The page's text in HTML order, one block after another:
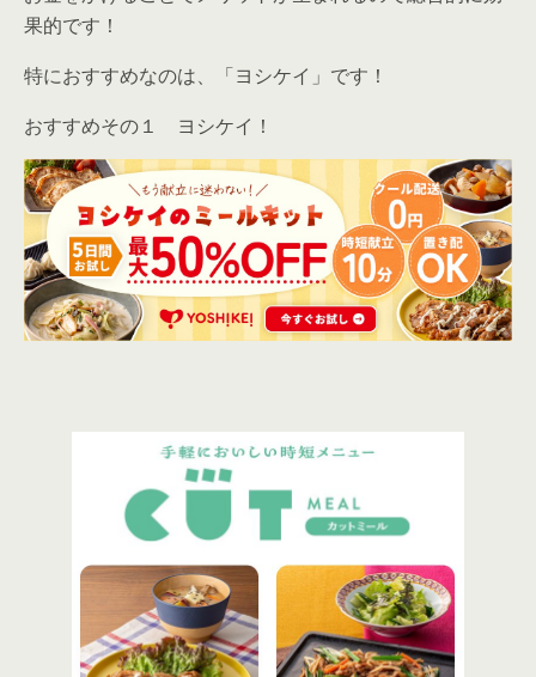
果的です！
特におすすめなのは、「ヨシケイ」です！
おすすめその１ ヨシケイ！